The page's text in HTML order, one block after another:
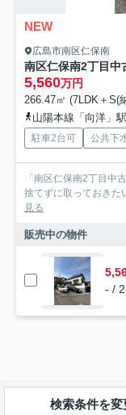
NEW
広島市南区仁保南
南区仁保南2丁目中
5,560万円
266.47㎡ (7LDK＋S(
山陽本線「向洋」
駐車2台可 公共下
「南区仁保南2丁目中
捨てずに取っておきた
見る
販売中の物件
- /
検索条件を変